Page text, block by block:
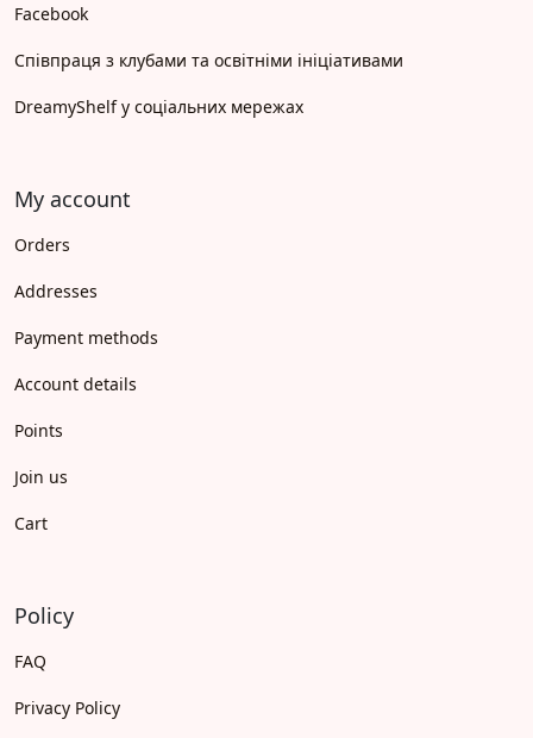
Facebook
Співпраця з клубами та освітніми ініціативами
DreamyShelf у соціальних мережах
My account
Orders
Addresses
Payment methods
Account details
Points
Join us
Cart
Policy
FAQ
Privacy Policy